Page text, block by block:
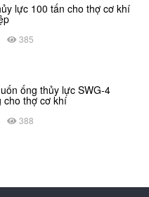
lực 100 tấn cho thợ cơ khí
385
ống thủy lực SWG-4
cho thợ cơ khí
388